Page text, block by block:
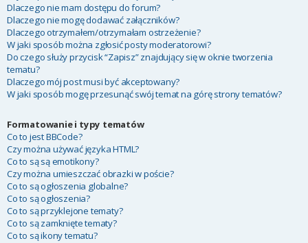
Dlaczego nie mam dostępu do forum?
Dlaczego nie mogę dodawać załączników?
Dlaczego otrzymałem/otrzymałam ostrzeżenie?
W jaki sposób można zgłosić posty moderatorowi?
Do czego służy przycisk “Zapisz” znajdujący się w oknie tworzenia
tematu?
Dlaczego mój post musi być akceptowany?
W jaki sposób mogę przesunąć swój temat na górę strony tematów?
Formatowanie i typy tematów
Co to jest BBCode?
Czy można używać języka HTML?
Co to są są emotikony?
Czy można umieszczać obrazki w poście?
Co to są ogłoszenia globalne?
Co to są ogłoszenia?
Co to są przyklejone tematy?
Co to są zamknięte tematy?
Co to są ikony tematu?